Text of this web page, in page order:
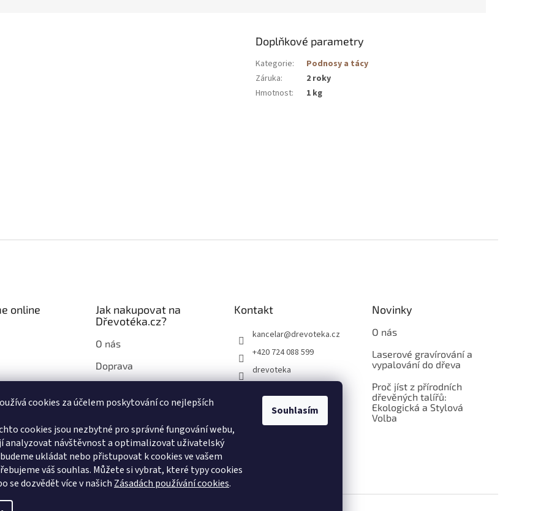
cookies za účelem poskytování co nejlepších
cookies jsou nezbytné pro správné fungování webu,
analyzovat návštěvnost a optimalizovat uživatelský
ukládat nebo přistupovat k cookies ve vašem
váš souhlas. Můžete si vybrat, které typy cookies
se dozvědět více v našich Zásadách používání cookies.
Souhlasím
Doplňkové parametry
Kategorie:
Podnosy a tácy
Záruka:
2 roky
Hmotnost: 1 kg
online
Jak nakupovat na
Dřevotéka.cz?
O nás
Doprava
Dřevotéka.cz
Kontakt
kancelar@drevoteka.cz
+420 724 088 599
drevoteka
Novinky
O nás
Laserové gravírování a
vypalování do dřeva
Proč jíst z přírodních
dřevěných talířů:
Ekologická a Stylová
Volba